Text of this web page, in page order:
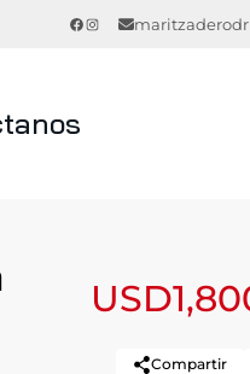
Facebook
Instagram
Compartir